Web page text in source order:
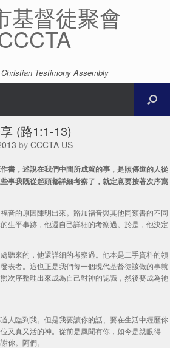
基督徒聚會
Testimony Assembly
(路1:1-13)
by CCCTA US
書，述說在我們中間所成就的事，是照傳道的人從
事我既從起頭都詳細考察了，就定意要按著次序寫
音的原因陳明出來。路加福音與其他同類書的不同
生平事跡，他還自己詳細的考察過。於是，他決定
聽來的，他還詳細的考察過。他本是二手資料的領
表者。這也正是我們每一個現代基督徒該做的事就
次序整理出來成為自己對神的認識，然後要成為祂
人臨到我。但是我要讀你的話、要在生活中經歷你
又真又活的神。從前是風聞有你，如今是親眼得
你。阿們。